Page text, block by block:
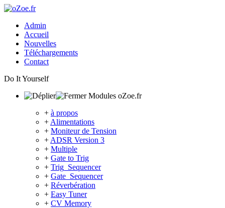
Admin
Accueil
Nouvelles
Téléchargements
Contact
Do It Yourself
Modules oZoe.fr
+ à propos
+ Alimentations
+ Moniteur de Tension
+ ADSR Version 3
+ Multiple
+ Gate to Trig
+ Trig_Sequencer
+ Gate_Sequencer
+ Réverbération
+ Easy Tuner
+ CV Memory